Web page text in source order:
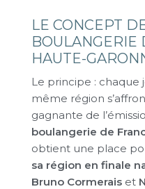
LE CONCEPT
BOULANGERIE
HAUTE-
Le principe : chaque
même région
gagnante de
boulangerie de
obtient une place
sa région en finale
Bruno Cormerais et